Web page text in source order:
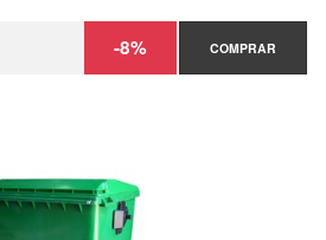
-8% COMPRAR